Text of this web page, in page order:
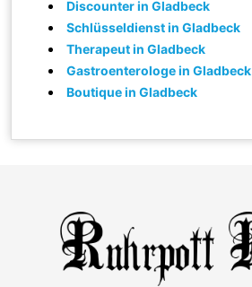
Discounter in Gladbeck
Schlüsseldienst in Gladbeck
Therapeut in Gladbeck
Gastroenterologe in Gladbeck
Boutique in Gladbeck